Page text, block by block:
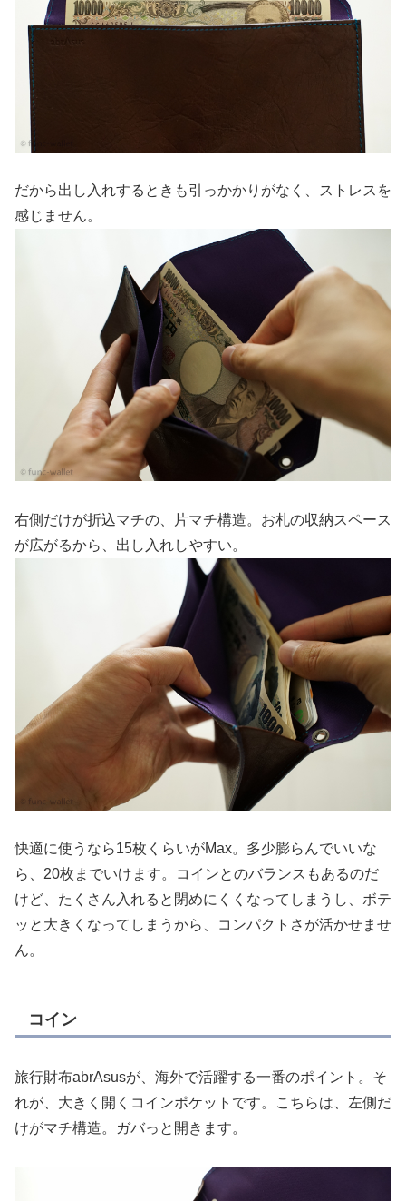
だから出し入れするときも引っかかりがなく、ストレスを
感じません。
右側だけが折込マチの、片マチ構造。お札の収納スペース
が広がるから、出し入れしやすい。
快適に使うなら15枚くらいがMax。多少膨らんでいいな
ら、20枚までいけます。コインとのバランスもあるのだ
けど、たくさん入れると閉めにくくなってしまうし、ボテ
ッと大きくなってしまうから、コンパクトさが活かせませ
ん。
コイン
旅行財布abrAsusが、海外で活躍する一番のポイント。そ
れが、大きく開くコインポケットです。こちらは、左側だ
けがマチ構造。ガバっと開きます。